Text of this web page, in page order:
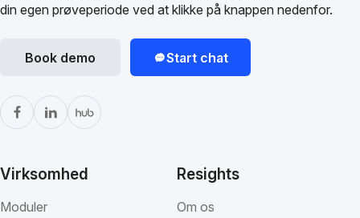
din egen prøveperiode ved at klikke på knappen nedenfor.
Book demo Start chat
Virksomhed
Moduler
Resights
Om os